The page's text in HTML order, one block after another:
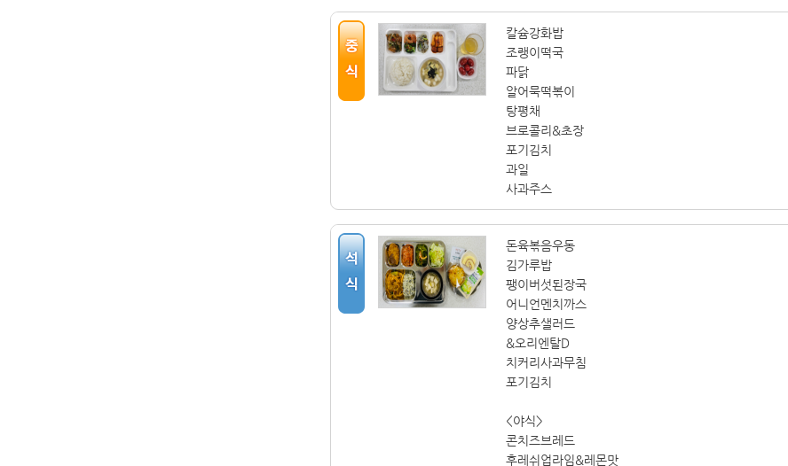
칼슘강화밥
조랭이떡국
파닭
알어묵떡볶이
탕평채
브로콜리&초장
포기김치
과일
사과주스
돈육볶음우동
김가루밥
팽이버섯된장국
어니언멘치까스
양상추샐러드
&오리엔탈D
치커리사과무침
포기김치
<야식>
콘치즈브레드
후레쉬업라임&레몬맛